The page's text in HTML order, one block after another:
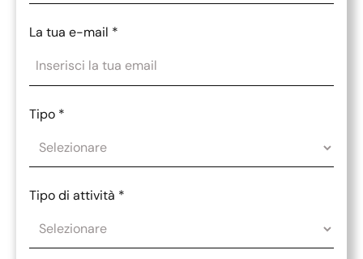
La tua e-mail *
Tipo *
Tipo di attività *